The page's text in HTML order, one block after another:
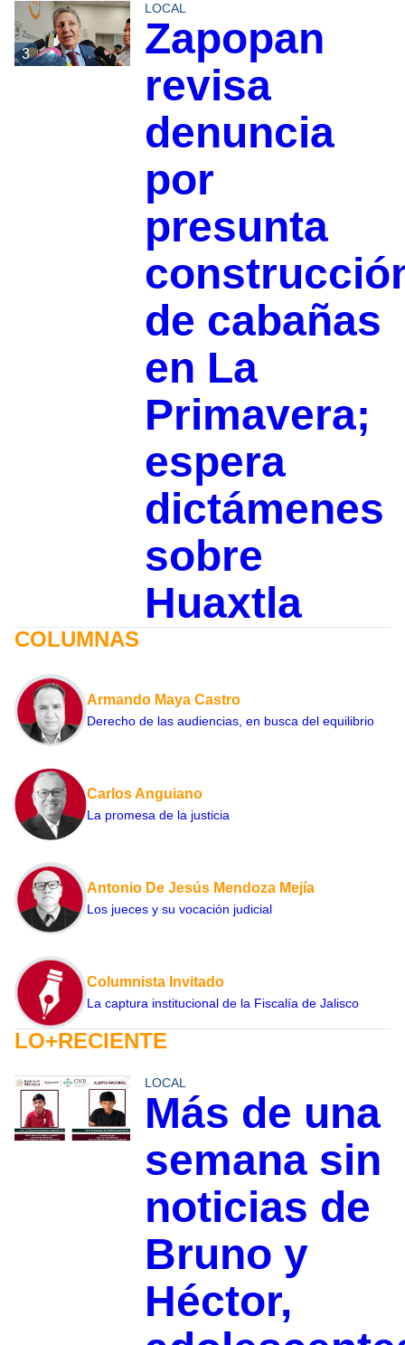
3
LOCAL
Zapopan
revisa
denuncia
por
presunta
de cabañas
en La
Primavera;
espera
dictámenes
sobre
Huaxtla
COLUMNAS
Armando Maya Castro
Derecho de las audiencias, en busca del equilibrio
Carlos Anguiano
La promesa de la justicia
Antonio De Jesús Mendoza Mejía
Los jueces y su vocación judicial
Columnista Invitado
La captura institucional de la Fiscalía de Jalisco
LO+RECIENTE
LOCAL
Más de una
semana sin
noticias de
Bruno y
Héctor,